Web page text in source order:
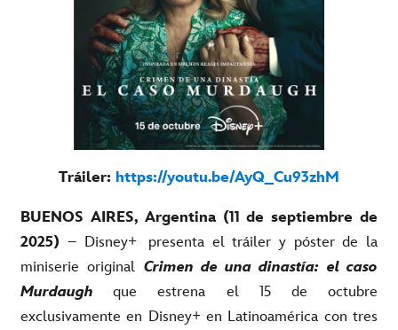
Tráiler: https://youtu.be/AyQ_Cu93zhM
BUENOS AIRES, Argentina (11 de septiembre de
2025) – Disney+ presenta el tráiler y póster de la
miniserie original Crimen de una dinastía: el caso
Murdaughque estrena el 15 de octubre
exclusivamente en Disney+ en Latinoamérica con tres